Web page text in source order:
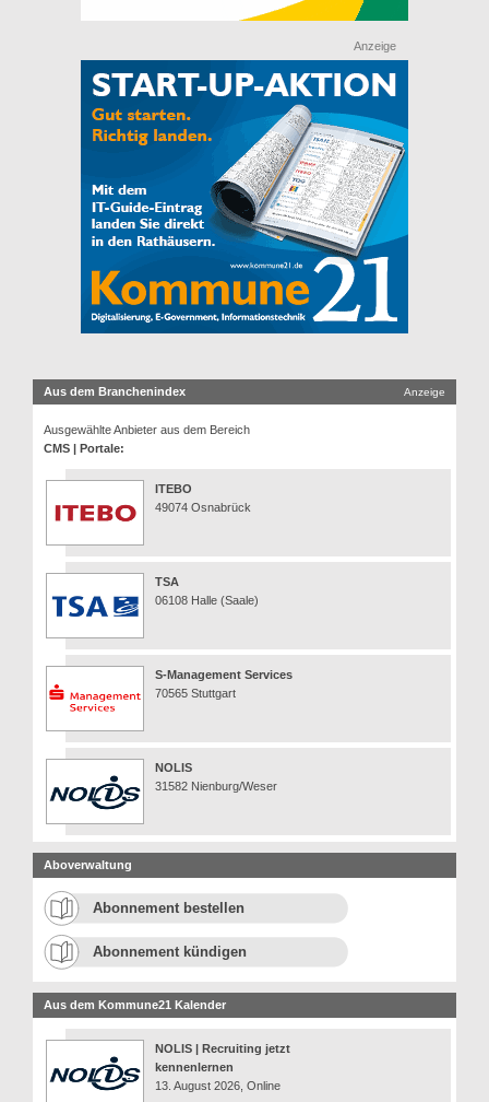
Anzeige
Aus dem Branchenindex Anzeige
Ausgewählte Anbieter aus dem Bereich
CMS | Portale:
ITEBO
49074 Osnabrück
TSA
06108 Halle (Saale)
S-Management Services
70565 Stuttgart
NOLIS
31582 Nienburg/Weser
Aboverwaltung
Abonnement bestellen
Abonnement kündigen
Aus dem Kommune21 Kalender
NOLIS | Recruiting jetzt
kennenlernen
13. August 2026, Online